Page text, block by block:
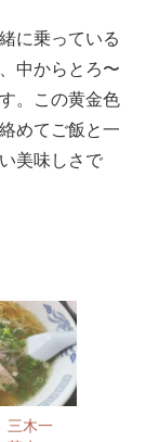
に乗っている
中からとろ〜
。この黄金色
めてご飯と一
美味しさで
三木一